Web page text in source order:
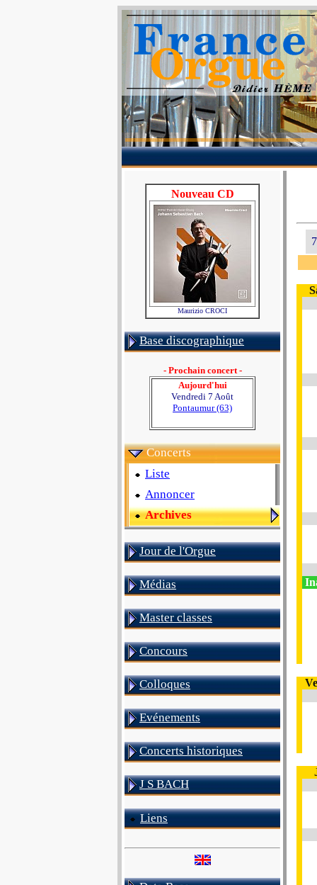
Nouveau CD
Maurizio CROCI
Base discographique
- Prochain concert -
Aujourd'hui
Vendredi 7 Août
Pontaumur (63)
Concerts
Liste
Annoncer
Archives
Jour de l'Orgue
Médias
Master classes
Concours
Colloques
Evénements
Concerts historiques
J S BACH
Liens